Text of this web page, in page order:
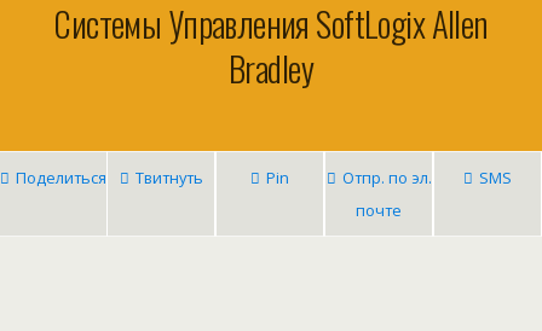
Системы Управления SoftLogix Allen
Bradley
Поделиться Твитнуть Pin
Отпр. по эл.
почте
SMS